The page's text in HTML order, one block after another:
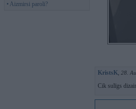
• Aizmirsi paroli?
KristsK, 28.
Cik sulīgs